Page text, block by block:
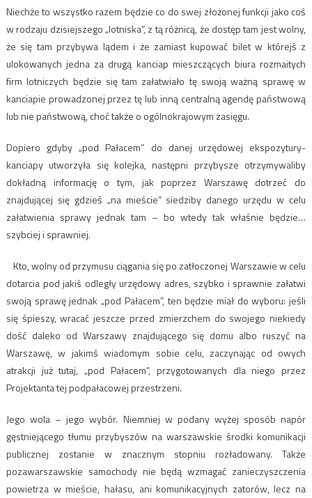
Niechże to wszystko razem będzie co do swej złożonej funkcji jako coś
w rodzaju dzisiejszego „lotniska”, z tą różnicą, że dostęp tam jest wolny,
że się tam przybywa lądem i że zamiast kupować bilet w którejś z
ulokowanych jedna za drugą kanciap mieszczących biura rozmaitych
firm lotniczych będzie się tam załatwiało tę swoją ważną sprawę w
kanciapie prowadzonej przez tę lub inną centralną agendę państwową
lub nie państwową, choć także o ogólnokrajowym zasięgu.
Dopiero gdyby „pod Pałacem” do danej urzędowej ekspozytury-
kanciapy utworzyła się kolejka, następni przybysze otrzymywaliby
dokładną informację o tym, jak poprzez Warszawę dotrzeć do
znajdującej się gdzieś „na mieście” siedziby danego urzędu w celu
załatwienia sprawy jednak tam – bo wtedy tak właśnie będzie…
szybciej i sprawniej.
Kto, wolny od przymusu ciągania się po zatłoczonej Warszawie w celu
dotarcia pod jakiś odległy urzędowy adres, szybko i sprawnie załatwi
swoją sprawę jednak „pod Pałacem”, ten będzie miał do wyboru: jeśli
się śpieszy, wracać jeszcze przed zmierzchem do swojego niekiedy
dość daleko od Warszawy znajdującego się domu albo ruszyć na
Warszawę, w jakimś wiadomym sobie celu, zaczynając od owych
atrakcji już tutaj, „pod Pałacem”, przygotowanych dla niego przez
Projektanta tej podpałacowej przestrzeni.
Jego wola – jego wybór. Niemniej w podany wyżej sposób napór
gęstniejącego tłumu przybyszów na warszawskie środki komunikacji
publicznej zostanie w znacznym stopniu rozładowany. Także
pozawarszawskie samochody nie będą wzmagać zanieczyszczenia
powietrza w mieście, hałasu, ani komunikacyjnych zatorów, lecz na